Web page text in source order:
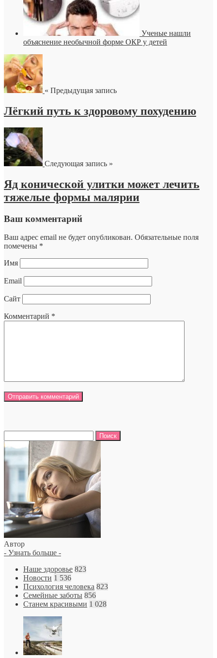
Ученые нашли
объяснение необычной форме ОКР у детей
« Предыдущая запись
Лёгкий путь к здоровому похудению
Следующая запись »
Яд конической улитки может лечить
тяжелые формы малярии
Ваш комментарий
Ваш адрес email не будет опубликован. Обязательные поля
помечены *
Имя
Email
Сайт
Комментарий *
Автор
- Узнать больше -
Наше здоровье 823
Новости 1 536
Психология человека 823
Семейные заботы 856
Станем красивыми 1 028